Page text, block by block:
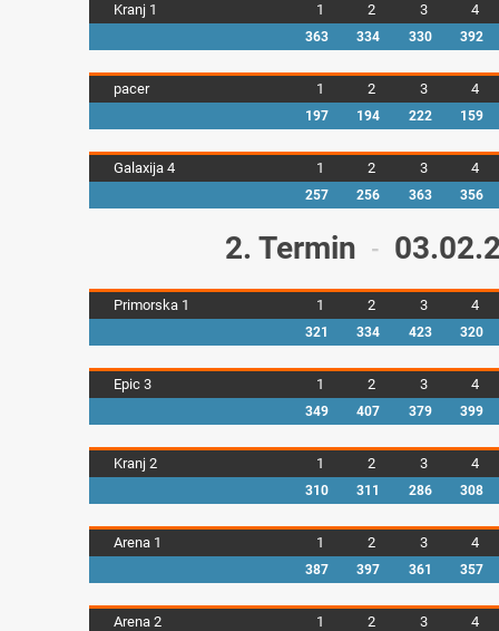
Kranj 1 1 2 3 4
363 334 330 392
pacer 1 2 3 4
197 194 222 159
Galaxija 4 1 2 3 4
257 256 363 356
2. Termin -
Primorska 1 1 2 3 4
321 334 423 320
Epic 3 1 2 3 4
349 407 379 399
Kranj 2 1 2 3 4
310 311 286 308
Arena 1 1 2 3 4
387 397 361 357
Arena 2 1 2 3 4